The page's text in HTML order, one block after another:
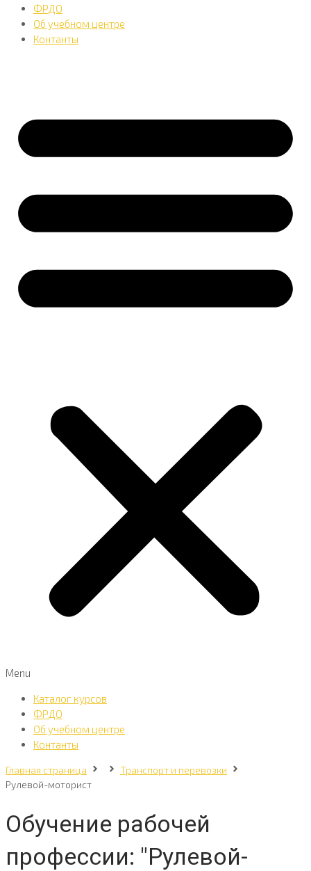
ФРДО
Об учебном центре
Контанты
Menu
Каталог курсов
ФРДО
Об учебном центре
Контанты
Главная страница
Транспорт и перевозки
Рулевой-моторист
Обучение рабочей
профессии: "Рулевой-